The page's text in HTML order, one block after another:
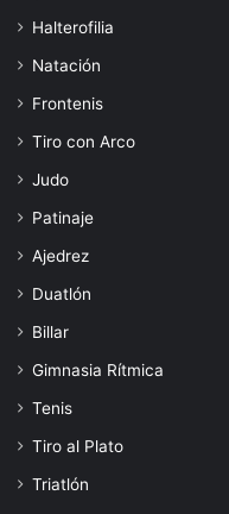
Halterofilia
Natación
Frontenis
Tiro con Arco
Judo
Patinaje
Ajedrez
Duatlón
Billar
Gimnasia Rítmica
Tenis
Tiro al Plato
Triatlón